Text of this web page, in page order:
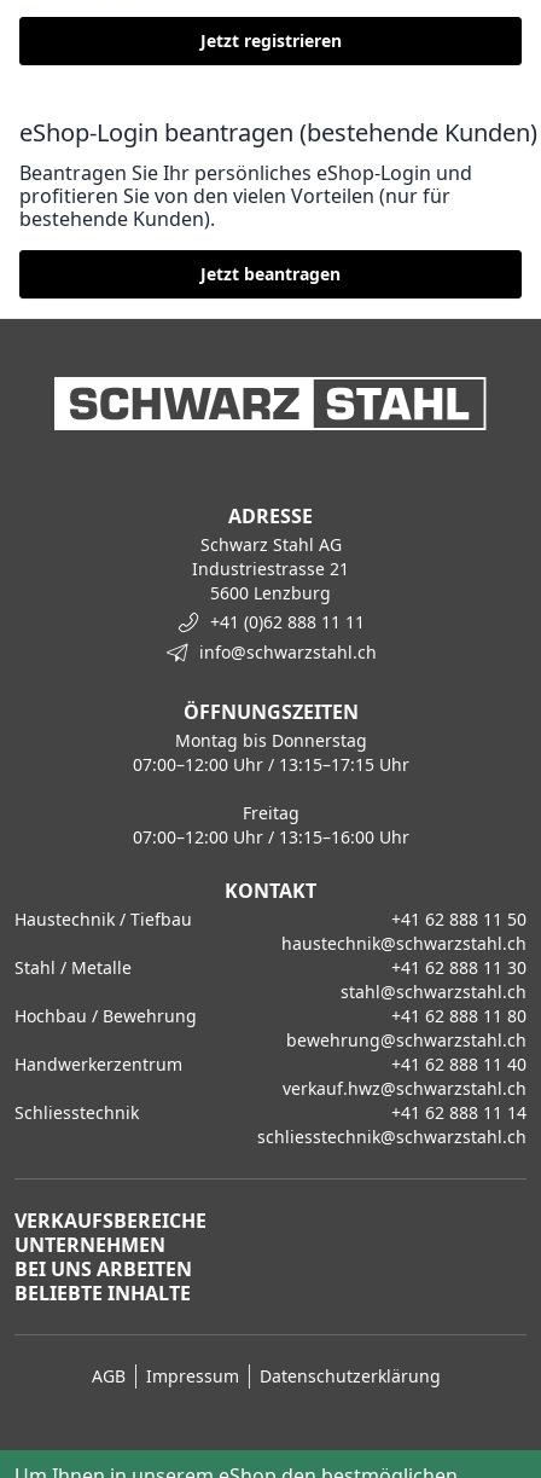
Jetzt registrieren
eShop-Login beantragen (bestehende Kunden)
Beantragen Sie Ihr persönliches eShop-Login und
profitieren Sie von den vielen Vorteilen (nur für
bestehende Kunden).
Jetzt beantragen
ADRESSE
Schwarz Stahl AG
Industriestrasse 21
5600 Lenzburg
+41 (0)62 888 11 11
info@schwarzstahl.ch
ÖFFNUNGSZEITEN
Montag bis Donnerstag
07:00–12:00 Uhr / 13:15–17:15 Uhr
Freitag
07:00–12:00 Uhr / 13:15–16:00 Uhr
KONTAKT
Haustechnik / Tiefbau
+41 62 888 11 50
haustechnik@schwarzstahl.ch
Stahl / Metalle
+41 62 888 11 30
stahl@schwarzstahl.ch
Hochbau / Bewehrung
+41 62 888 11 80
bewehrung@schwarzstahl.ch
Handwerkerzentrum
+41 62 888 11 40
verkauf.hwz@schwarzstahl.ch
Schliesstechnik
+41 62 888 11 14
schliesstechnik@schwarzstahl.ch
VERKAUFSBEREICHE
UNTERNEHMEN
BEI UNS ARBEITEN
BELIEBTE INHALTE
AGB Impressum Datenschutzerklärung